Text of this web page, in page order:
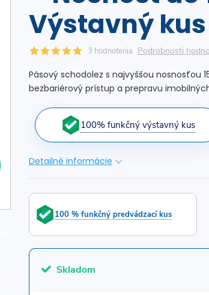
Výstavný kus
3 hodnotenia Podrobnosti
Pásový schodolez s najvyššou nosnosťou
bezbariérový prístup a prepravu
100% funkčný výstavný kus
Detailné informácie
100 % funkčný predvádzací kus
Skladom